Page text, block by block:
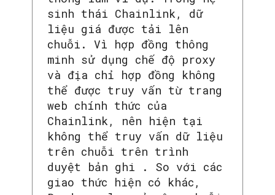
sinh thái Chainlink, dữ
liệu giá được tải lên
chuỗi. Vì hợp đồng thông
minh sử dụng chế độ proxy
và địa chỉ hợp đồng không
thể được truy vấn từ trang
web chính thức của
Chainlink, nên hiện tại
không thể truy vấn dữ liệu
trên chuỗi trên trình
duyệt bản ghi . So với các
giao thức hiện có khác,